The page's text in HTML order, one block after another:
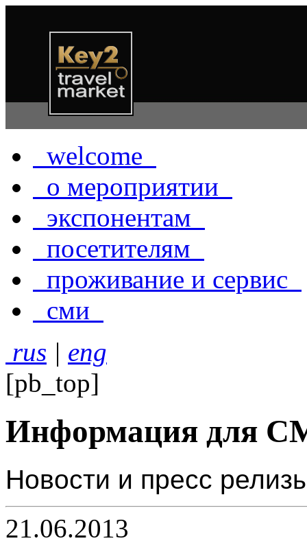
welcome
о мероприятии
экспонентам
посетителям
проживание и сервис
сми
rus | eng
[pb_top]
Информация для
Новости и пресс
21.06.2013